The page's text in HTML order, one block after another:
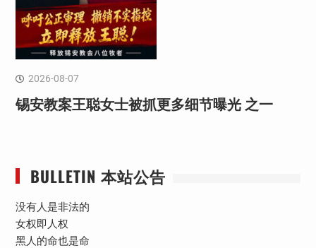
2026-08-07
锡安教案王聪女士被抓更多细节曝光 之一
BULLETIN 本站公告
没有人是非法的
女权即人权
黑人的命也是命